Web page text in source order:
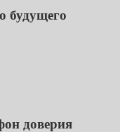
будущего
доверия